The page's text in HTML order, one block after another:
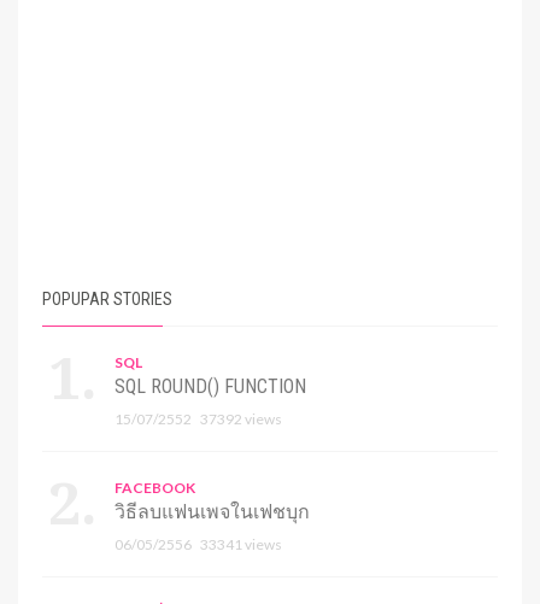
POPUPAR STORIES
SQL
SQL ROUND() FUNCTION
15/07/2552 37392 views
FACEBOOK
วิธีลบแฟนเพจในเฟชบุก
06/05/2556 33341 views